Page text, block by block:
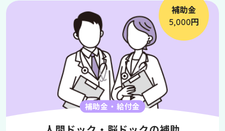
補助金
5,000円
補助金・給付金